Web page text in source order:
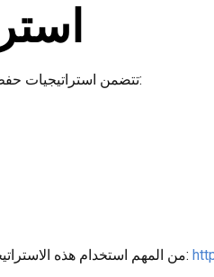
تتضمن استراتيجيات حفظ المعلومات مجموعة من الطرق والأساليب التي يمكن للمتعلم استخدامها لتعزيز فعالية التعلم. إليك بعض الاستراتيجيات المهمة:
من المهم استخدام هذه الاستراتيجيات بشكل متكامل للحصول على أفضل النتائج. يمكن الاطلاع على مزيد من المعلومات حول موضوعات متنوعة عبر هذا الرابط: